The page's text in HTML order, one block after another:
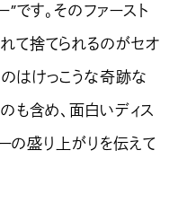
です。そのファースト
て捨てられるのがセオ
はけっこうな奇跡な
も含め、面白いディス
の盛り上がりを伝えて